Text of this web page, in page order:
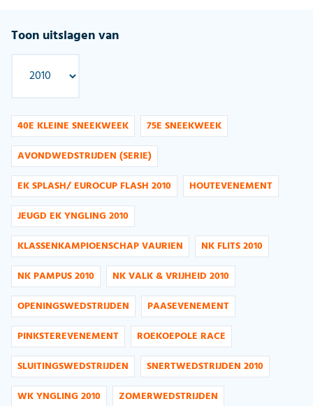
Toon uitslagen van
40E KLEINE SNEEKWEEK
75E SNEEKWEEK
AVONDWEDSTRIJDEN (SERIE)
EK SPLASH/ EUROCUP FLASH 2010
HOUTEVENEMENT
JEUGD EK YNGLING 2010
KLASSENKAMPIOENSCHAP VAURIEN
NK FLITS 2010
NK PAMPUS 2010
NK VALK & VRIJHEID 2010
OPENINGSWEDSTRIJDEN
PAASEVENEMENT
PINKSTEREVENEMENT
ROEKOEPOLE RACE
SLUITINGSWEDSTRIJDEN
SNERTWEDSTRIJDEN 2010
WK YNGLING 2010
ZOMERWEDSTRIJDEN